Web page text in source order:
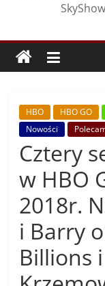
HBO HBO GO
Nowości
Cztery
w HBO
2018r.
i Barry
Billions